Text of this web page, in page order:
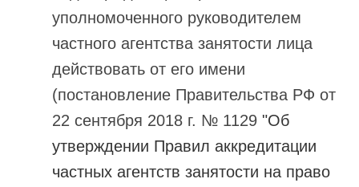
уполномоченного руководителем
частного агентства занятости лица
действовать от его имени
(постановление Правительства РФ от
22 сентября 2018 г. № 1129 "Об
утверждении Правил аккредитации
частных агентств занятости на право